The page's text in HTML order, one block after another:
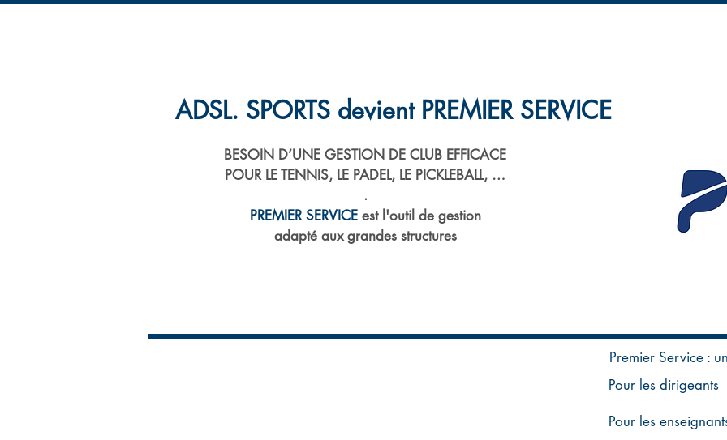
ADSL. SPORTS devient PREMIER SERVICE
BESOIN D’UNE GESTION DE CLUB EFFICACE
POUR LE TENNIS, LE PADEL, LE PICKLEBALL, …
.
PREMIER SERVICEest l'outil de gestion
adapté aux grandes structures
Pour les dirigeants
Pour les
Premier Service :